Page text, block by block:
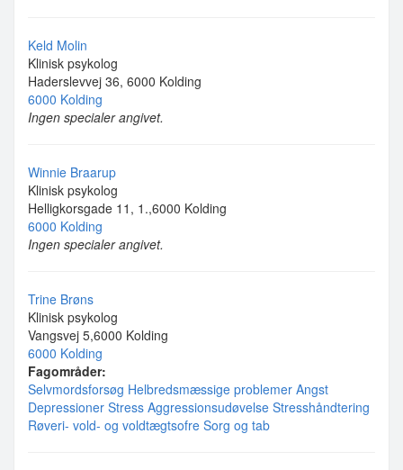
Keld Molin
Klinisk psykolog
Haderslevvej 36, 6000 Kolding
6000 Kolding
Ingen specialer angivet.
Winnie Braarup
Klinisk psykolog
Helligkorsgade 11, 1.,6000 Kolding
6000 Kolding
Ingen specialer angivet.
Trine Brøns
Klinisk psykolog
Vangsvej 5,6000 Kolding
6000 Kolding
Fagområder:
Selvmordsforsøg Helbredsmæssige problemer Angst
Depressioner Stress Aggressionsudøvelse Stresshåndtering
Røveri- vold- og voldtægtsofre Sorg og tab